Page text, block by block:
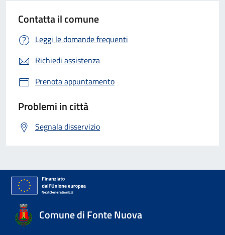
Contatta il comune
Leggi le domande frequenti
Richiedi assistenza
Prenota appuntamento
Problemi in città
Segnala disservizio
Comune di Fonte Nuova